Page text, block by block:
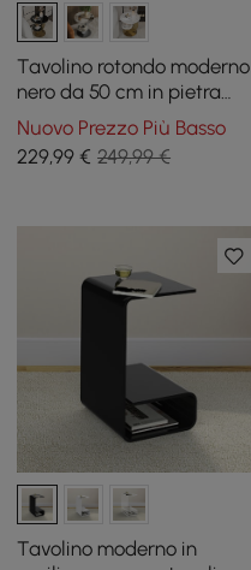
Tavolino rotondo moderno
nero da 50 cm in pietra
sinterizzata a 2 livelli
Nuovo Prezzo Più Basso
229,99 € 249,99 €
Tavolino moderno in